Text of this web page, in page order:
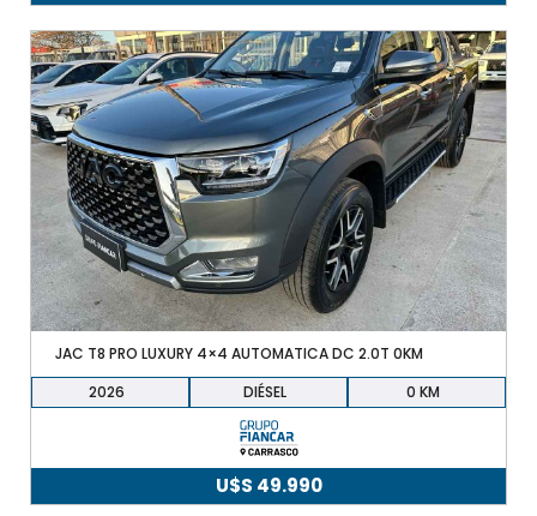
JAC T8 PRO LUXURY 4×4 AUTOMATICA DC 2.0T 0KM
2026
DIÉSEL 0
U$S 49.990